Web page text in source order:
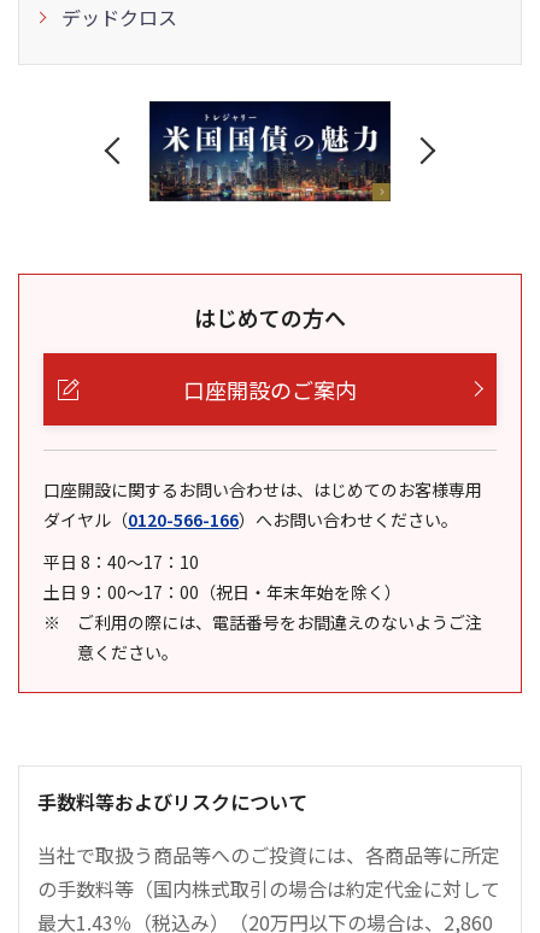
デッドクロス
はじめての方へ
口座開設のご案内
口座開設に関するお問い合わせは、はじめてのお客様専用
ダイヤル （0120-566-166） へお問い合わせください。
平日 8：40～17：10
土日 9：00～17：00（祝日・年末年始を除く）
ご利用の際には、電話番号をお間違えのないようご注
意ください。
手数料等およびリスクについて
当社で取扱う商品等へのご投資には、各商品等に所定
の手数料等（国内株式取引の場合は約定代金に対して
最大1.43％（税込み）（20万円以下の場合は、2,860